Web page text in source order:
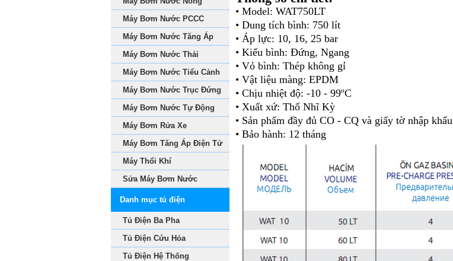
Máy Bơm Nước PCCC
Máy Bơm Nước Tăng Áp
Máy Bơm Nước Thải
Máy Bơm Nước Tiểu Cảnh
Máy Bơm Nước Trục Đứng
Máy Bơm Nước Tự Động
Máy Bơm Rửa Xe
Máy Bơm Tăng Áp Điện Tử
Máy Thổi Khí
Sửa Máy Bơm Nước
Danh mục tủ điện
Tủ Điện Ba Pha
Tủ Điện Cứu Hỏa
Tủ Điện Hệ Thống
• Model: WAT750LT
• Dung tích bình: 750 lít
• Áp lực: 10, 16, 25 bar
• Kiểu bình: Đứng, Ngang
• Vỏ bình: Thép không gỉ
• Vật liệu màng: EPDM
• Chịu nhiệt độ: -10 - 99ºC
• Xuất xứ: Thổ Nhĩ Kỳ
• Sản phẩm đầy đủ CO - CQ và giấy tờ nhập khẩu
• Bảo hành: 12 tháng